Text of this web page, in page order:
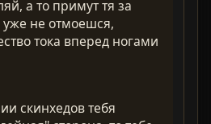
а то примут тя за
уже не отмоешся,
тока вперед ногами
скинхедов тебя